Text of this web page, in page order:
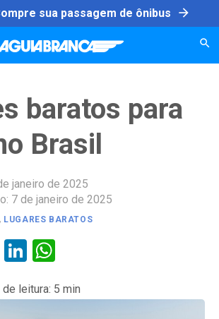
sua passagem de ônibus arrow_forward
baratos para
Brasil
janeiro de 2025
7 de janeiro de 2025
, LUGARES BARATOS
EmailLinkedIn
leitura: 5 min